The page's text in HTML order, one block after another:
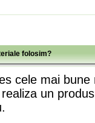
folosim?
cele mai
un